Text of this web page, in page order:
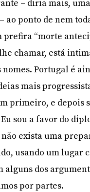
– diria mais, uma
ao ponto de nem
prefira “morte
chamar, está
nomes. Portugal é
mais
primeiro, e depois
sou a favor do
exista uma
usando um lugar
alguns dos
por partes.